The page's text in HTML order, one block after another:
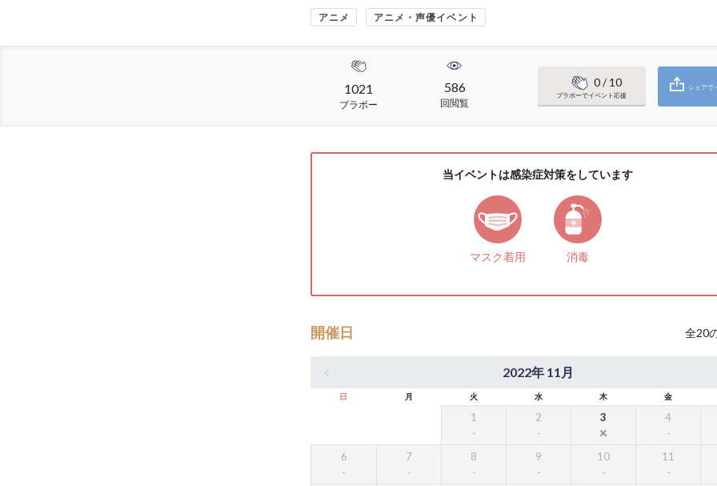
アニメ アニメ・声優イベント
1021
ブラボー
586
回閲覧
0/ 10
ブラボーでイベント応援
シェアで
当イベントは感染症対策をしています
マスク着用 消毒
開催日 全20
2022年 11月
日 月 火 水 木 金
1 2 3 4
6 7 8 9 10 11